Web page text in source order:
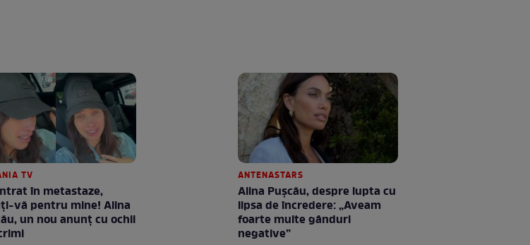
TV
în metastaze,
vă pentru mine! Alina
un nou anunţ cu ochii
ANTENASTARS
Alina Pușcău, despre lupta cu
lipsa de încredere: „Aveam
foarte multe gânduri
negative”